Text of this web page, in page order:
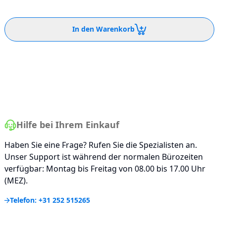
In den Warenkorb
Hilfe bei Ihrem Einkauf
Haben Sie eine Frage? Rufen Sie die Spezialisten an.
Unser Support ist während der normalen Bürozeiten
verfügbar: Montag bis Freitag von 08.00 bis 17.00 Uhr
(MEZ).
Telefon: +31 252 515265